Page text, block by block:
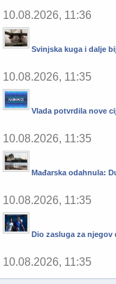
10.08.2026, 11:36
Svinjska kuga i dalje
10.08.2026, 11:35
Vlada potvrdila nove
10.08.2026, 11:35
Mađarska odahnula:
10.08.2026, 11:35
Dio zasluga za njegov
10.08.2026, 11:35